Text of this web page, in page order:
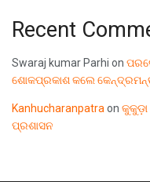
Recent
Swaraj kumar Parhi on
ଶୋକପ୍ରକାଶ କଲେ
Kanhucharanpatraon କୁକୁଡ଼ା
ପ୍ରଶାସନ